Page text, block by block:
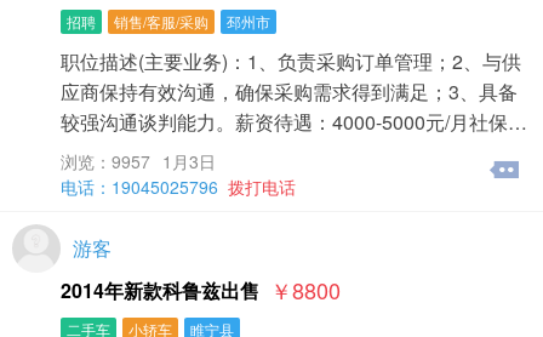
招聘 销售/客服/采购 邳州市
职位描述(主要业务)：1、负责采购订单管理；2、与供
应商保持有效沟通，确保采购需求得到满足；3、具备
较强沟通谈判能力。薪资待遇：4000-5000元/月社保…
浏览：9957 1月3日
电话：19045025796 拨打电话
游客
2014年新款科鲁兹出售
￥8800
二手车 小轿车 睢宁县